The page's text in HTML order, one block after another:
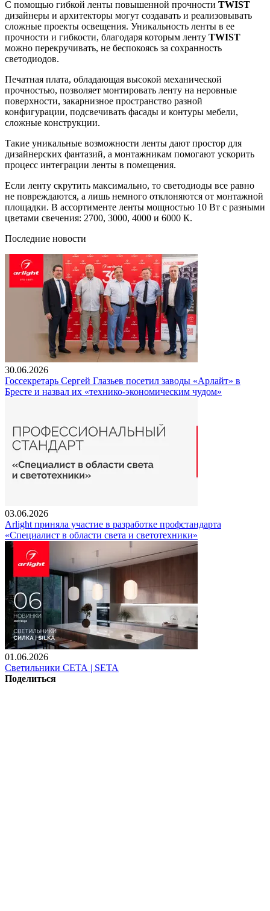
С помощью гибкой ленты повышенной прочности TWIST
дизайнеры и архитекторы могут создавать и реализовывать
сложные проекты освещения. Уникальность ленты в ее
прочности и гибкости, благодаря которым ленту TWIST
можно перекручивать, не беспокоясь за сохранность
светодиодов.
Печатная плата, обладающая высокой механической
прочностью, позволяет монтировать ленту на неровные
поверхности, закарнизное пространство разной
конфигурации, подсвечивать фасады и контуры мебели,
сложные конструкции.
Такие уникальные возможности ленты дают простор для
дизайнерских фантазий, а монтажникам помогают ускорить
процесс интеграции ленты в помещения.
Если ленту скрутить максимально, то светодиоды все равно
не повреждаются, а лишь немного отклоняются от монтажной
площадки. В ассортименте ленты мощностью 10 Вт с разными
цветами свечения: 2700, 3000, 4000 и 6000 К.
Последние новости
30.06.2026
Госсекретарь Сергей Глазьев посетил заводы «Арлайт» в
Бресте и назвал их «технико-экономическим чудом»
03.06.2026
Arlight приняла участие в разработке профстандарта
«Специалист в области света и светотехники»
01.06.2026
Светильники СЕТА | SETA
Поделиться